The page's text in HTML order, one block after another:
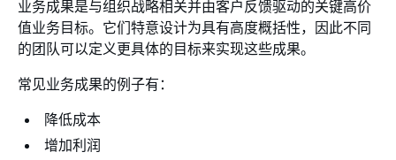
业务成果是与组织战略相关并由客户反馈驱动的关键高价
值业务目标。它们特意设计为具有高度概括性，因此不同
的团队可以定义更具体的目标来实现这些成果。
常见业务成果的例子有：
降低成本
增加利润